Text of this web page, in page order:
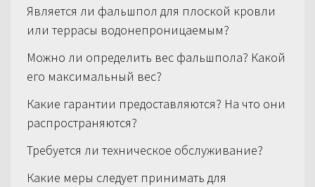
Является ли фальшпол для плоской кровли
или террасы водонепроницаемым?
Можно ли определить вес фальшпола? Какой
его максимальный вес?
Какие гарантии предоставляются? На что они
распространяются?
Требуется ли техническое обслуживание?
Какие меры следует принимать для